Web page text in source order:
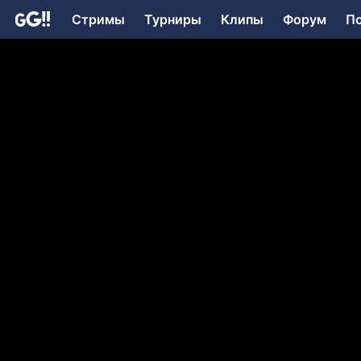
Стримы Турниры Клипы Форум